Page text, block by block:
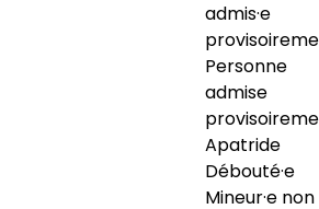
admis·e
Personne
admise
Apatride
Débouté·e
Mineur·e non